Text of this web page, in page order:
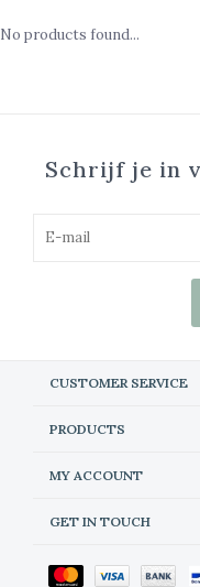
No products found...
Schrijf je in
CUSTOMER SERVICE
PRODUCTS
MY ACCOUNT
GET IN TOUCH